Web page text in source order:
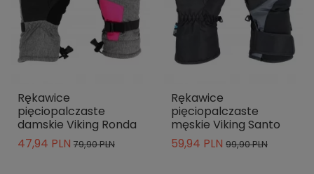
Rękawice
pięciopalczaste
damskie Viking Ronda
47,94 PLN 79,90 PLN
Rękawice
pięciopalczaste
męskie Viking Santo
59,94 PLN 99,90 PLN